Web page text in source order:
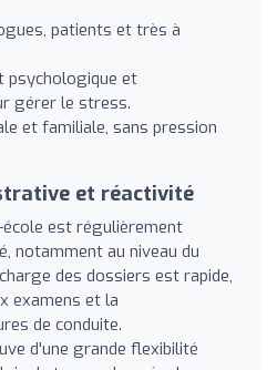
patients et très à
psychologique et
gérer le stress.
et familiale, sans pression
et réactivité
est régulièrement
notamment au niveau du
des dossiers est rapide,
examens et la
de conduite.
d'une grande flexibilité